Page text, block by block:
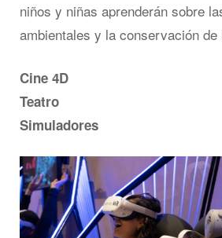
niños y niñas aprenderán sobre
ambientales y la conservación
Cine 4D
Teatro
Simuladores